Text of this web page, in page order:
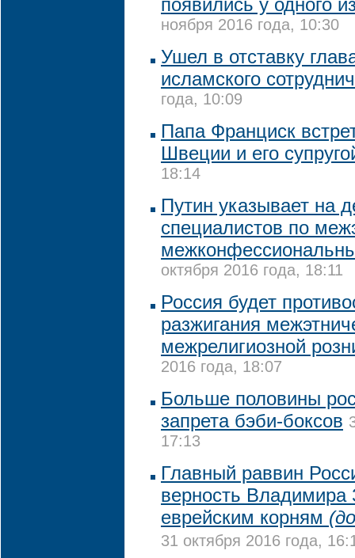
появились у одного
ноября 2016 года, 10:30
Ушел в отставку
исламского
года, 10:09
Папа Франциск
Швеции и его
18:14
Путин указывает на
специалистов по
октября 2016 года, 18:11
Россия будет
разжигания
межрелигиозной
2016 года, 18:07
Больше половины
запрета бэби-боксов
17:13
Главный раввин
верность Владимира
еврейским корням
31 октября 2016 года,